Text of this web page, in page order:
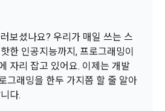
어의 정의는 아래와 같다.
가 서비스를 "회원"에게 제공하기 위하
비를 이용하여 설정한 가상의 영업장
아래 웹사이트를 말한다.
집하고, 수집한 정보를 어떻게 사용하
를 공유(‘위탁 또는 제공’)하며, 이용목
, 어떻게 파기 하는지 등 ‘개인정보의 한
명하게 제공합니다.
하실 수 있으며 동의 이후에라도 고객
DACON에서 제공하는 서비스의 이용
.
맞춤형 상품 추천 등의 마케팅 정보
다.
보셨나요? 우리가 매일 쓰는 스
한 인공지능까지, 프로그래밍이
자리 잡고 있어요. 이제는 개발
그래밍을 한두 가지쯤 할 줄 알아
다.